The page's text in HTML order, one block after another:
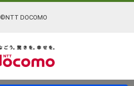
©NTT DOCOMO